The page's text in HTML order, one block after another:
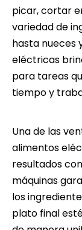
picar, cortar
variedad de
hasta nueces
eléctricas
para tareas
tiempo y
Una de las
alimentos
resultados
máquinas
los
plato final